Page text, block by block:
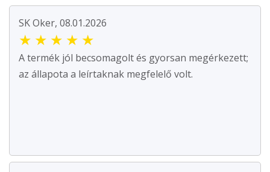
SK Oker, 08.01.2026
★ ★ ★ ★ ★
A termék jól becsomagolt és gyorsan megérkezett;
az állapota a leírtaknak megfelelő volt.